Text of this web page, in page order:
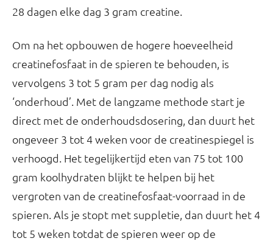
28 dagen elke dag 3 gram creatine.
Om na het opbouwen de hogere hoeveelheid
creatinefosfaat in de spieren te behouden, is
vervolgens 3 tot 5 gram per dag nodig als
‘onderhoud’. Met de langzame methode start je
direct met de onderhoudsdosering, dan duurt het
ongeveer 3 tot 4 weken voor de creatinespiegel is
verhoogd. Het tegelijkertijd eten van 75 tot 100
gram koolhydraten blijkt te helpen bij het
vergroten van de creatinefosfaat-voorraad in de
spieren. Als je stopt met suppletie, dan duurt het 4
tot 5 weken totdat de spieren weer op de